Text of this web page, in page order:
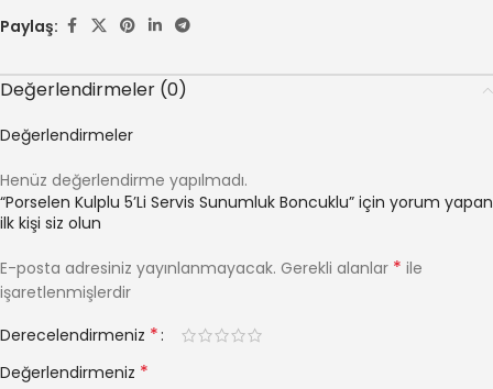
Paylaş:
Değerlendirmeler (0)
Değerlendirmeler
Henüz değerlendirme yapılmadı.
“Porselen Kulplu 5’Li Servis Sunumluk Boncuklu” için yorum yapan
ilk kişi siz olun
E-posta adresiniz yayınlanmayacak. Gerekli alanlar * ile
işaretlenmişlerdir
Derecelendirmeniz *
Değerlendirmeniz *